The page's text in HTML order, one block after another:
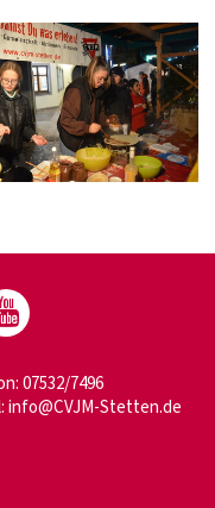
07532/7496
info@CVJM-Stetten.de